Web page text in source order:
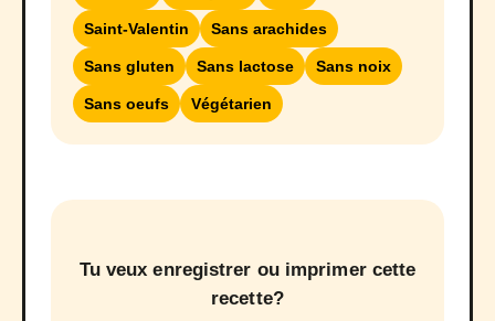
Saint-Valentin Sans arachides
Sans gluten Sans lactose Sans noix
Sans oeufs Végétarien
Tu veux enregistrer ou imprimer cette
recette?